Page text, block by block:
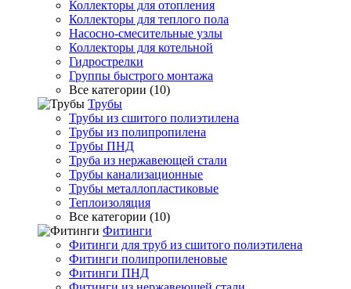
Коллекторы для отопления
Коллекторы для теплого пола
Насосно-смесительные узлы
Коллекторы для котельной
Гидрострелки
Группы быстрого монтажа
Все категории (10)
Трубы
Трубы из сшитого полиэтилена
Трубы из полипропилена
Трубы ПНД
Труба из нержавеющей стали
Трубы канализационные
Трубы металлопластиковые
Теплоизоляция
Все категории (10)
Фитинги
Фитинги для труб из сшитого полиэтилена
Фитинги полипропиленовые
Фитинги ПНД